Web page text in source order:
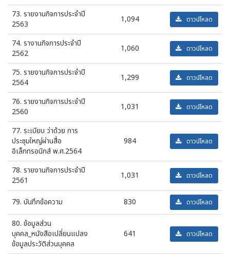
73. รายงานกิจการประจำปี
2563
1,094 ดาวน์โหลด
74. รางานกิจการประจำปี
2562
1,060 ดาวน์โหลด
75. รายงานกิจการประจำปี
2564
1,299 ดาวน์โหลด
76. รายงานกิจการประจำปี
2560
1,031 ดาวน์โหลด
77. ระเบียบ ว่าด้วย การ
ประชุมใหญ่ผ่านสื่อ
อิเล็กทรอนิกส์ พ.ศ.2564
984 ดาวน์โหลด
78. รายงานกิจการประจำปี
2561
1,031 ดาวน์โหลด
79. บันทึกข้อความ 830 ดาวน์โหลด
80. ข้อมูลส่วน
บุคคล_หนังสือเปลี่ยนแปลง
ข้อมูลประวัติส่วนบุคคล
641 ดาวน์โหลด